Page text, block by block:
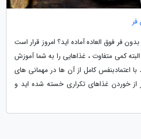
فر
فر فوق العاده آماده اید؟ امروز قرار است
کمی متفاوت ، غذاهایی را به شما آموزش
اعتمادبنفس کامل از آن ها در مهمانی های
از خوردن غذاهای تکراری خسته شده اید و